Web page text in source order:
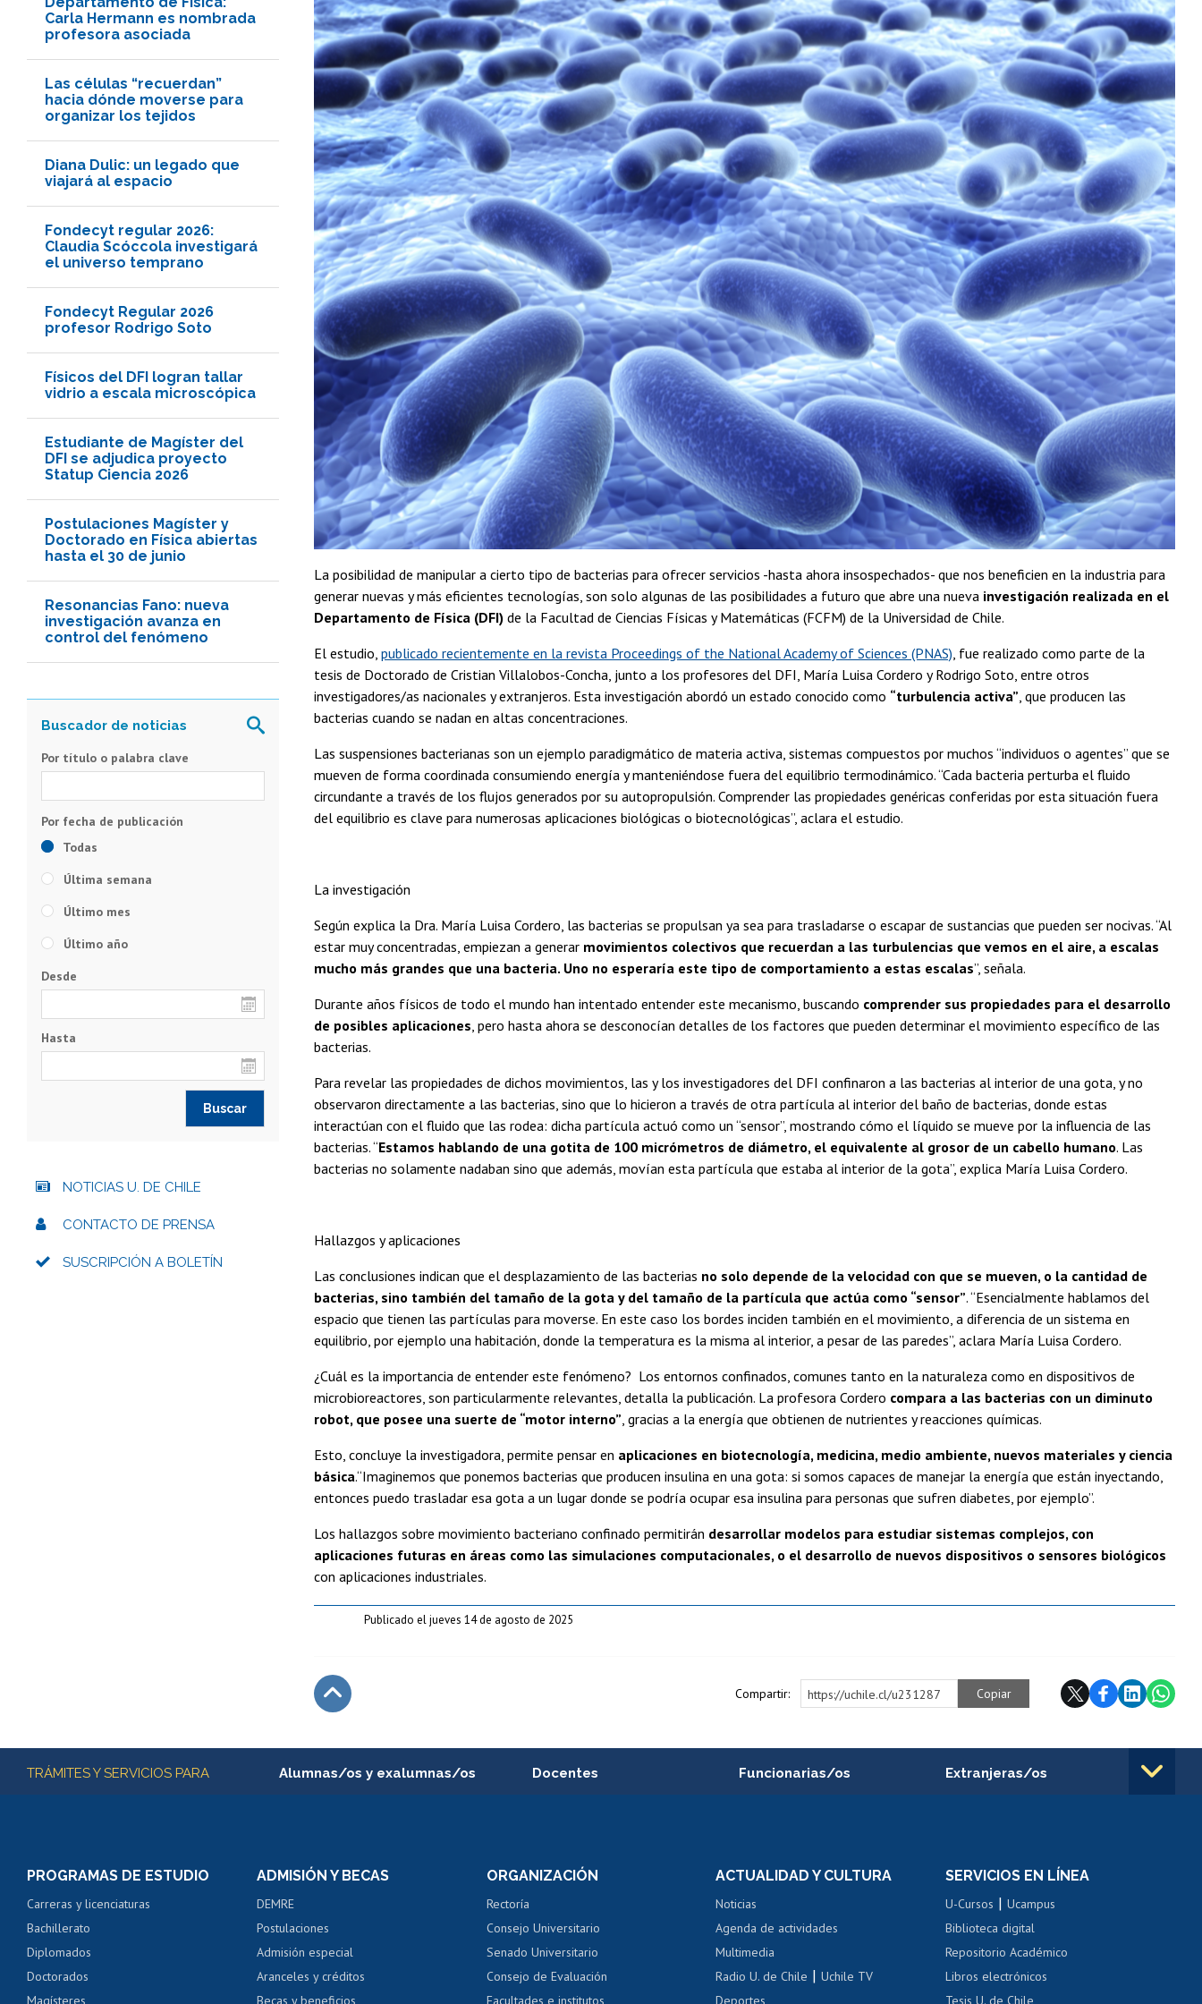
Carla Hermann es nombrada
profesora asociada
Las células “recuerdan”
hacia dónde moverse para
organizar los tejidos
Diana Dulic: un legado que
viajará al espacio
Fondecyt regular 2026:
Claudia Scóccola investigará
el universo temprano
Fondecyt Regular 2026
profesor Rodrigo Soto
Físicos del DFI logran tallar
vidrio a escala microscópica
Estudiante de Magíster del
DFI se adjudica proyecto
Statup Ciencia 2026
Postulaciones Magíster y
Doctorado en Física abiertas
hasta el 30 de junio
Resonancias Fano: nueva
investigación avanza en
control del fenómeno
La posibilidad de manipular a cierto tipo de bacterias para ofrecer servicios -hasta ahora insospechados- que nos beneficien en la industria para
generar nuevas y más eficientes tecnologías, son solo algunas de las posibilidades a futuro que abre una nueva investigación realizada en el
Departamento de Física (DFI) de la Facultad de Ciencias Físicas y Matemáticas (FCFM) de la Universidad de Chile.
El estudio, publicado recientemente en la revista Proceedings of the National Academy of Sciences (PNAS), fue realizado como parte de la
tesis de Doctorado de Cristian Villalobos-Concha, junto a los profesores del DFI, María Luisa Cordero y Rodrigo Soto, entre otros
investigadores/as nacionales y extranjeros. Esta investigación abordó un estado conocido como “turbulencia activa”, que producen las
bacterias cuando se nadan en altas concentraciones.
Las suspensiones bacterianas son un ejemplo paradigmático de materia activa, sistemas compuestos por muchos “individuos o agentes” que se
mueven de forma coordinada consumiendo energía y manteniéndose fuera del equilibrio termodinámico. “Cada bacteria perturba el fluido
circundante a través de los flujos generados por su autopropulsión. Comprender las propiedades genéricas conferidas por esta situación fuera
del equilibrio es clave para numerosas aplicaciones biológicas o biotecnológicas”, aclara el estudio.
La investigación
Según explica la Dra. María Luisa Cordero, las bacterias se propulsan ya sea para trasladarse o escapar de sustancias que pueden ser nocivas. “Al
estar muy concentradas, empiezan a generar movimientos colectivos que recuerdan a las turbulencias que vemos en el aire, a escalas
mucho más grandes que una bacteria. Uno no esperaría este tipo de comportamiento a estas escalas”, señala.
Durante años físicos de todo el mundo han intentado entender este mecanismo, buscando comprender sus propiedades para el desarrollo
de posibles aplicaciones, pero hasta ahora se desconocían detalles de los factores que pueden determinar el movimiento específico de las
bacterias.
Para revelar las propiedades de dichos movimientos, las y los investigadores del DFI confinaron a las bacterias al interior de una gota, y no
observaron directamente a las bacterias, sino que lo hicieron a través de otra partícula al interior del baño de bacterias, donde estas
interactúan con el fluido que las rodea: dicha partícula actuó como un “sensor”, mostrando cómo el líquido se mueve por la influencia de las
bacterias. “Estamos hablando de una gotita de 100 micrómetros de diámetro, el equivalente al grosor de un cabello humano. Las
bacterias no solamente nadaban sino que además, movían esta partícula que estaba al interior de la gota”, explica María Luisa Cordero.
Hallazgos y aplicaciones
Las conclusiones indican que el desplazamiento de las bacterias no solo depende de la velocidad con que se mueven, o la cantidad de
bacterias, sino también del tamaño de la gota y del tamaño de la partícula que actúa como “sensor”. “Esencialmente hablamos del
espacio que tienen las partículas para moverse. En este caso los bordes inciden también en el movimiento, a diferencia de un sistema en
equilibrio, por ejemplo una habitación, donde la temperatura es la misma al interior, a pesar de las paredes”, aclara María Luisa Cordero.
¿Cuál es la importancia de entender este fenómeno? Los entornos confinados, comunes tanto en la naturaleza como en dispositivos de
microbioreactores, son particularmente relevantes, detalla la publicación. La profesora Cordero compara a las bacterias con un diminuto
robot, que posee una suerte de “motor interno”, gracias a la energía que obtienen de nutrientes y reacciones químicas.
Esto, concluye la investigadora, permite pensar en aplicaciones en biotecnología, medicina, medio ambiente, nuevos materiales y ciencia
básica.“Imaginemos que ponemos bacterias que producen insulina en una gota: si somos capaces de manejar la energía que están inyectando,
entonces puedo trasladar esa gota a un lugar donde se podría ocupar esa insulina para personas que sufren diabetes, por ejemplo”.
Los hallazgos sobre movimiento bacteriano confinado permitirán desarrollar modelos para estudiar sistemas complejos, con
aplicaciones futuras en áreas como las simulaciones computacionales, o el desarrollo de nuevos dispositivos o sensores biológicos
con aplicaciones industriales.
Publicado el jueves 14 de agosto de 2025
Compartir: https://uchile.cl/u231287 Copiar
Por título o palabra clave
Todas
Última semana
Último mes
Último año
Desde
Hasta
NOTICIAS U. DE CHILE
CONTACTO DE PRENSA
SUSCRIPCIÓN A BOLETÍN
Más información
TRÁMITES Y SERVICIOS PARA Alumnas/os y exalumnas/os
Servicio médico y dental
Pago de arancel y crédito alumnos
Pago de arancel y crédito exalumnos
Certificado de títulos y grados
Docentes
Perfeccionamiento
Evaluación docente
Calificación académica
Postulación al AUCAI
Funcionarias/os
Portal de movilidad interna
Certificado de renta
Certificado de renta
Extranjeras/os
Cursos de español
PROGRAMAS DE ESTUDIO
Carreras y licenciaturas
Bachillerato
Diplomados
Doctorados
Magísteres
ADMISIÓN Y BECAS
DEMRE
Postulaciones
Admisión especial
Aranceles y créditos
Becas y beneficios
ORGANIZACIÓN
Rectoría
Consejo Universitario
Senado Universitario
Consejo de Evaluación
Facultades e institutos
ACTUALIDAD Y CULTURA
Noticias
Agenda de actividades
Multimedia
Radio U. de Chile |Uchile TV
Deportes
SERVICIOS EN LÍNEA
U-Cursos |Ucampus
Biblioteca digital
Repositorio Académico
Libros electrónicos
Tesis U. de Chile